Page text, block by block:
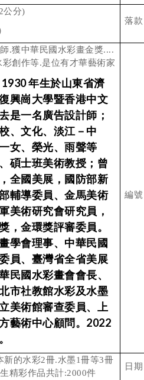
公分)
落款
.獲中華民國水彩畫金獎....
創作等.是位有才華藝術家
1930年生於山東省濟
興崗大學暨香港中文
是一名廣告設計師；
、文化、淡江－中
女、榮光、雨聲等
碩士班美術教授；曾
全國美展，國防部新
輔導委員、金馬美術
美術研究會研究員，
，金環獎評審委員。
學會理事、中華民國
員、臺灣省全省美展
民國水彩畫會會長、
市社教館水彩及水墨
美術館審查委員、上
藝術中心顧問。 2022
編號
新的水彩2冊.水墨1冊等3冊
精彩作品共計:2000件
日期